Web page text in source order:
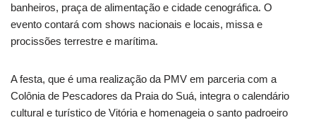
banheiros, praça de alimentação e cidade cenográfica. O
evento contará com shows nacionais e locais, missa e
procissões terrestre e marítima.
A festa, que é uma realização da PMV em parceria com a
Colônia de Pescadores da Praia do Suá, integra o calendário
cultural e turístico de Vitória e homenageia o santo padroeiro